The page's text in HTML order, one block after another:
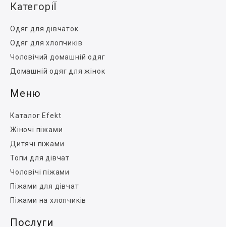
КатегоріЇ
Одяг для дівчаток
Одяг для хлопчиків
Чоловічий домашній одяг
Домашній одяг для жінок
Меню
Каталог Efekt
Жіночі піжами
Дитячі піжами
Топи для дівчат
Чоловічі піжами
Піжами для дівчат
Піжами на хлопчиків
Послуги